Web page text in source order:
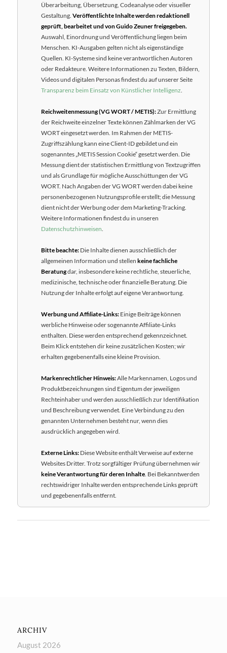
Überarbeitung, Übersetzung, Codeanalyse oder visueller
Gestaltung.Veröffentlichte Inhalte werden redaktionell
geprüft, bearbeitet und von Guido Zeuner freigegeben.
Auswahl, Einordnung und Veröffentlichung liegen beim
Menschen. KI-Ausgaben gelten nicht als eigenständige
Quellen. KI-Systeme sind keine verantwortlichen Autoren
oder Redakteure. Weitere Informationen zu Texten, Bildern,
Videos und digitalen Personas findest du auf unserer Seite
Transparenz beim Einsatz von Künstlicher Intelligenz
Reichweitenmessung (VG WORT / METIS):Zur Ermittlung
der Reichweite einzelner Texte können Zählmarken der VG
WORT eingesetzt werden. Im Rahmen der METIS-
Zugriffszählung kann eine Client-ID gebildet und ein
sogenanntes „METIS Session Cookie“ gesetzt werden. Die
Messung dient der statistischen Ermittlung von Textzugriffen
und als Grundlage für mögliche Ausschüttungen der VG
WORT. Nach Angaben der VG WORT werden dabei keine
personenbezogenen Nutzungsprofile erstellt; die Messung
dient nicht der Werbung oder dem Marketing-Tracking.
Weitere Informationen findest du in unseren
Datenschutzhinweisen
Bitte beachte: Die Inhalte dienen ausschließlich der
allgemeinen Information und stellenkeine fachliche
Beratungdar, insbesondere keine rechtliche, steuerliche,
medizinische, technische oder finanzielle Beratung. Die
Nutzung der Inhalte erfolgt auf eigene Verantwortung.
Werbung und Affiliate-Links: Einige Beiträge können
werbliche Hinweise oder sogenannte Affiliate-Links
enthalten. Diese werden entsprechend gekennzeichnet.
Beim Klick entstehen dir keine zusätzlichen Kosten; wir
erhalten gegebenenfalls eine kleine Provision.
Markenrechtlicher Hinweis:Alle Markennamen, Logos und
Produktbezeichnungen sind Eigentum der jeweiligen
Rechteinhaber und werden ausschließlich zur Identifikation
und Beschreibung verwendet. Eine Verbindung zu den
genannten Unternehmen besteht nur, wenn dies
ausdrücklich angegeben wird.
Externe Links: Diese Website enthält Verweise auf externe
Websites Dritter. Trotz sorgfältiger Prüfung übernehmen wir
keine Verantwortung für deren Inhalte . Bei Bekanntwerden
rechtswidriger Inhalte werden entsprechende Links geprüft
und gegebenenfalls entfernt.
ARCHIV
August 2026